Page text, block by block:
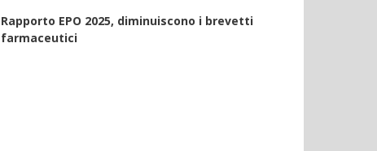
Rapporto EPO 2025, diminuiscono i brevetti
farmaceutici